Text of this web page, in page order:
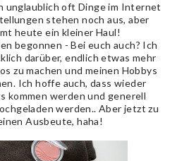
unglaublich oft Dinge im Internet
stehen noch aus, aber
heute ein kleiner Haul!
begonnen - Bei euch auch? Ich
darüber, endlich etwas mehr
zu machen und meinen Hobbys
Ich hoffe auch, dass wieder
kommen werden und generell
werden.. Aber jetzt zu
Ausbeute, haha!